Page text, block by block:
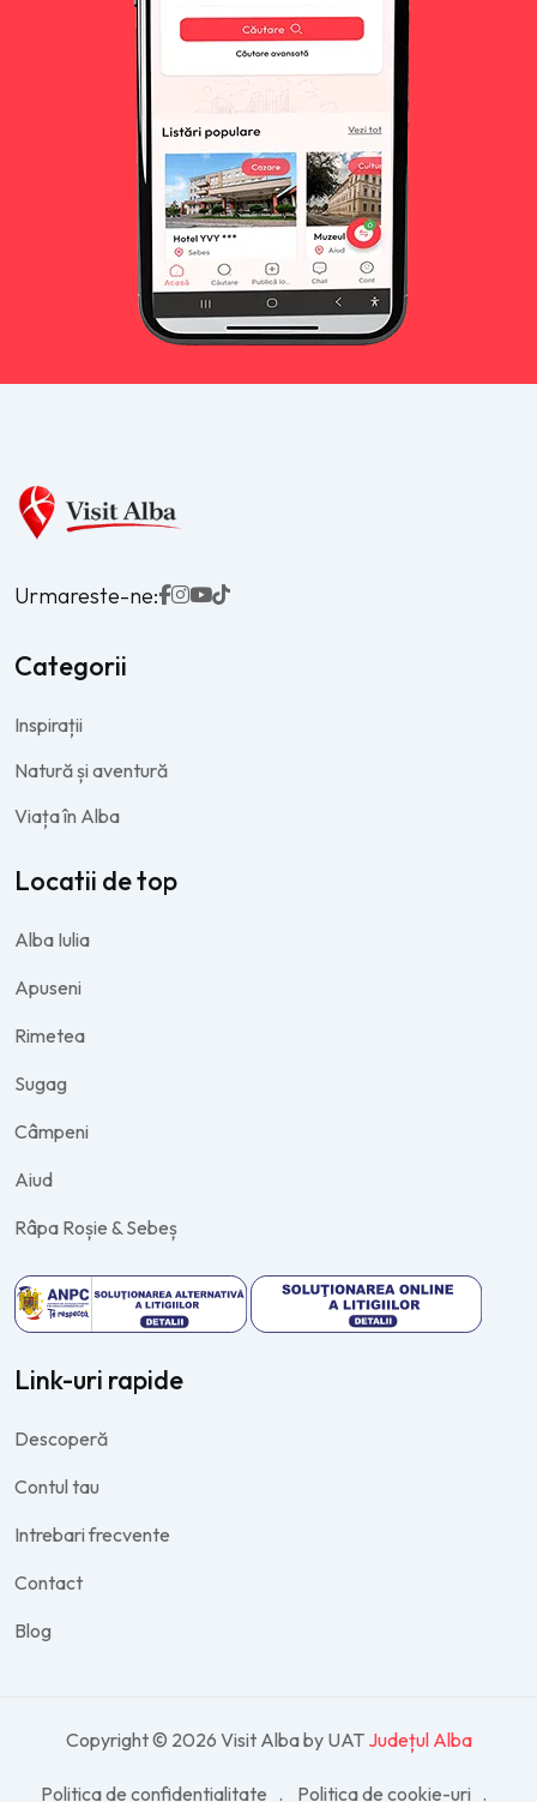
Urmareste-ne:
Categorii
Inspirații
Natură și aventură
Viața în Alba
Locatii de top
Alba Iulia
Apuseni
Rimetea
Sugag
Câmpeni
Aiud
Râpa Roșie & Sebeș
Link-uri rapide
Descoperă
Contul tau
Intrebari frecvente
Contact
Blog
Copyright © 2026 Visit Alba by UAT Județul Alba
Politica de confidentialitate Politica de cookie-uri